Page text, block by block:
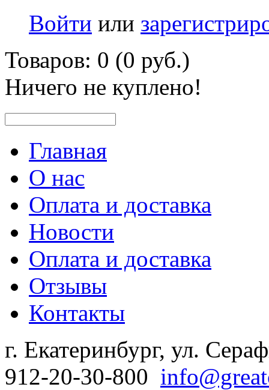
Войти или
Товаров: 0 (0 руб.)
Ничего не куплено!
Главная
О нас
Оплата и доставка
Новости
Оплата и доставка
Отзывы
Контакты
г. Екатеринбург, ул.
912-20-30-800